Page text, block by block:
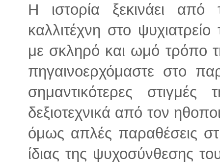
Η ιστορία ξεκινάει από
καλλιτέχνη στο
με σκληρό και ωμό τρόπο
πηγαινοερχόμαστε στο
σημαντικότερες
δεξιοτεχνικά από τον
όμως απλές παραθέσεις
ίδιας της ψυχοσύνθεσης